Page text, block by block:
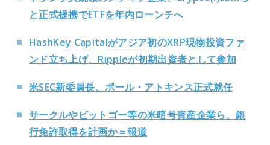
と正式提携でETFを年内ローンチへ
HashKey Capitalがアジア初のXRP現物投資ファ
ンド立ち上げ、Rippleが初期出資者として参加
米SEC新委員長、ポール・アトキンス正式就任
サークルやビットゴー等の米暗号資産企業ら、銀
行免許取得を計画か＝報道